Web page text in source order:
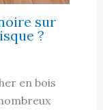
sur
?
en bois